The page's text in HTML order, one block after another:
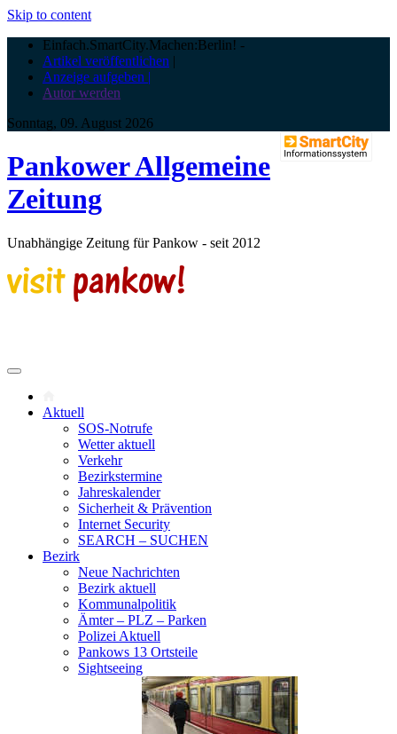
Skip to content
Einfach.SmartCity.Machen:Berlin! -
Artikel veröffentlichen |
Anzeige aufgeben |
Autor werden
Sonntag, 09. August 2026
Pankower Allgemeine
Zeitung
Unabhängige Zeitung für Pankow - seit 2012
Aktuell
SOS-Notrufe
Wetter aktuell
Verkehr
Bezirkstermine
Jahreskalender
Sicherheit & Prävention
Internet Security
SEARCH – SUCHEN
Bezirk
Neue Nachrichten
Bezirk aktuell
Kommunalpolitik
Ämter – PLZ – Parken
Polizei Aktuell
Pankows 13 Ortsteile
Sightseeing